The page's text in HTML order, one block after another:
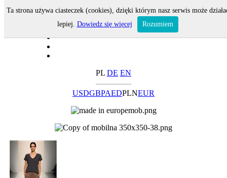
PL DE EN
USDGBPAEDPLNEUR
Ta strona używa ciasteczek (cookies), dzięki którym nasz serwis może
lepiej. Dowiedz się więcej Rozumiem